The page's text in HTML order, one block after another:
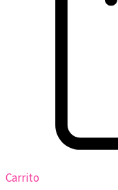
Carrito